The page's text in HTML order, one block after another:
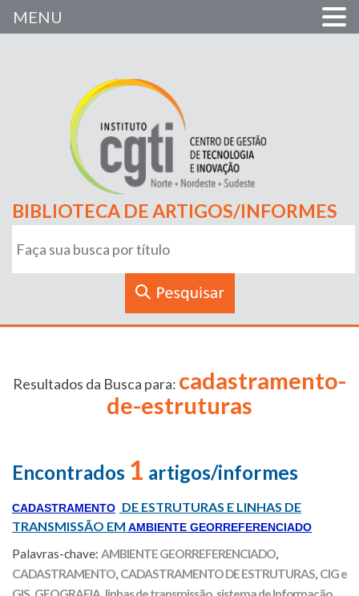
BIBLIOTECA DE ARTIGOS/INFORMES
Resultados da Busca para: cadastramento-
de-estruturas
Encontrados 1 artigos/informes
CADASTRAMENTO DE ESTRUTURAS E LINHAS DE
TRANSMISSÃO EM AMBIENTE GEORREFERENCIADO
Palavras-chave: AMBIENTE GEORREFERENCIADO,
CADASTRAMENTO, CADASTRAMENTO DE ESTRUTURAS, CIG e
MENU